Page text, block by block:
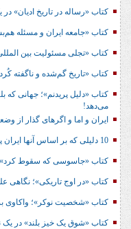
کتاب «رساله در تاریخ ادیان» در
کتاب «جامعه ایران و مسئله
کتاب «تجلی مسئولیت بین
کتاب «تاریخ گم‌شده و ناگفته
کتاب «دلیل پریدنم»؛ جهانی که
می‌دهد!
ایران و اما و اگرهای گذار از
10 دلیلی که بر اساس آنها ایران پیروز جنگ با آمریکا/اسرائیل است!
کتاب «جاسوسی که سقوط
کتاب «در اوج تاریکی»؛
کتاب «شخصیت نوکر»؛ واکاوی